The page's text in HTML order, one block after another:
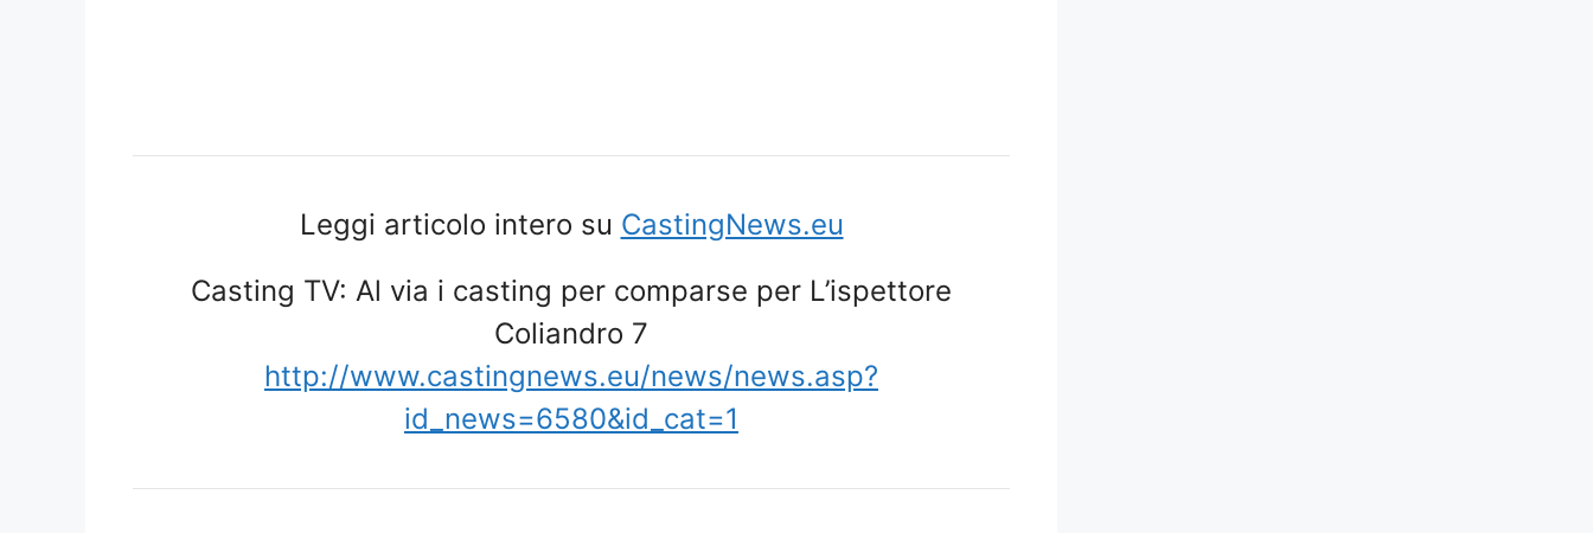
Leggi articolo intero su CastingNews.eu
Casting TV: Al via i casting per comparse per L’ispettore
Coliandro 7
http://www.castingnews.eu/news/news.asp?
id_news=6580&id_cat=1